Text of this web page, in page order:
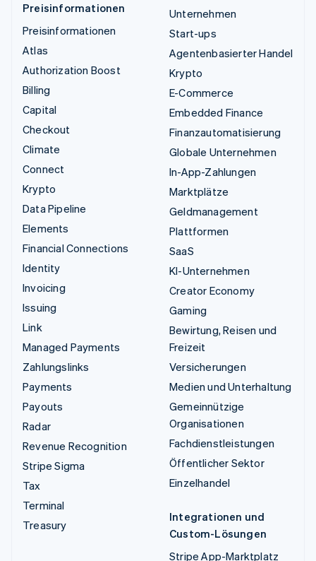
Preisinformationen
Preisinformationen
Atlas
Authorization Boost
Billing
Capital
Checkout
Climate
Connect
Krypto
Data Pipeline
Elements
Financial Connections
Identity
Invoicing
Issuing
Link
Managed Payments
Zahlungslinks
Payments
Payouts
Radar
Revenue Recognition
Stripe Sigma
Tax
Terminal
Treasury
Unternehmen
Start-ups
Agentenbasierter Handel
Krypto
E-Commerce
Embedded Finance
Finanzautomatisierung
Globale Unternehmen
In-App-Zahlungen
Marktplätze
Geldmanagement
Plattformen
SaaS
KI-Unternehmen
Creator Economy
Gaming
Bewirtung, Reisen und
Freizeit
Versicherungen
Medien und Unterhaltung
Gemeinnützige
Organisationen
Fachdienstleistungen
Öffentlicher Sektor
Einzelhandel
Integrationen und
Custom-Lösungen
Stripe App-Marktplatz